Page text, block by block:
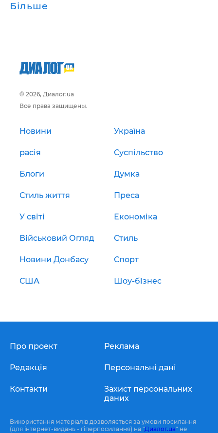
Більше
© 2026, Диалог.ua
Все права защищены.
Новини Україна
расія Суспільство
Блоги Думка
Стиль життя Преса
У світі Економіка
Військовий Огляд Стиль
Новини Донбасу Спорт
США Шоу-бізнес
Про проект
Редакція
Контакти
Реклама
Персональні дані
Захист персональних
даних
Використання матеріалів дозволяється за умови посилання
(для інтернет-видань - гіперпосилання) на "Диалог.ua" не